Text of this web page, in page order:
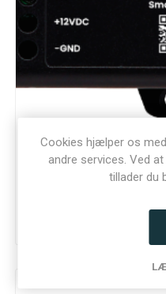
Zafe Smart
Cookies hjælper os
andre services. Ved
tillader du